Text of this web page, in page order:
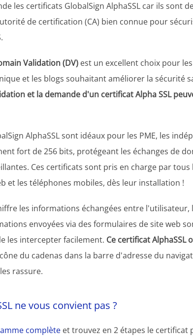
les certificats GlobalSign AlphaSSL car ils sont
de certification (CA) bien connue pour
Validation (DV) est un excellent choix pour
et les blogs souhaitant améliorer la sécurité
et la demande d'un certificat Alpha SSL
AlphaSSL sont idéaux pour les PME, les
fort de 256 bits, protégeant les échanges de
Ces certificats sont pris en charge par
et les téléphones mobiles, dès leur installation !
les informations échangées entre l'utilisateur,
envoyées via des formulaires de site web
les intercepter facilement. Ce certificat
du cadenas dans la barre d'adresse du
rassure.
ne vous convient pas ?
complète et trouvez en 2 étapes le